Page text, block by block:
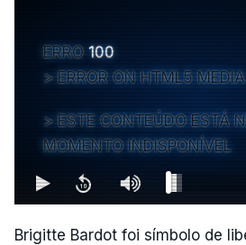
ERRO 100
ERROR ON HTML5
ESTE CONTEÚDO ESTÁ
MOMENTO INDISPONÍVEL
Brigitte Bardot foi símbolo de